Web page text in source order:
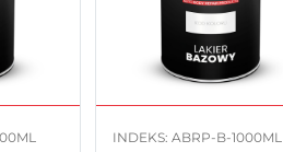
INDEKS: ABRP-B-1000ML